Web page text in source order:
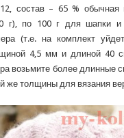
состав – 65 % обычная
г), по 100 г для шапки и
(т.е. на комплект
4,5 мм и длиной 40
возьмите более длинные
же толщины для вязания